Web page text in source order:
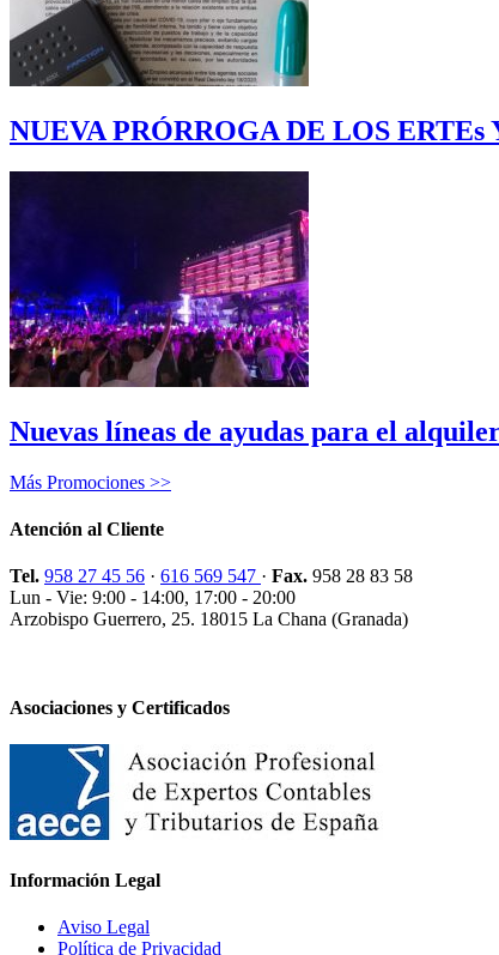
NUEVA PRÓRROGA DE LOS
Nuevas líneas de ayudas para el
Más Promociones >>
Atención al Cliente
Tel. 958 27 45 56 · 616 569 547 · Fax. 958 28 83 58
Lun - Vie: 9:00 - 14:00, 17:00 - 20:00
Arzobispo Guerrero, 25. 18015 La Chana (Granada)
Asociaciones y Certificados
Información Legal
Aviso Legal
Política de Privacidad